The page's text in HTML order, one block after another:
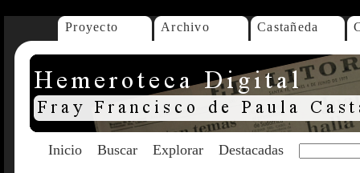
Proyecto Archivo Castañeda
Inicio Buscar Explorar Destacadas